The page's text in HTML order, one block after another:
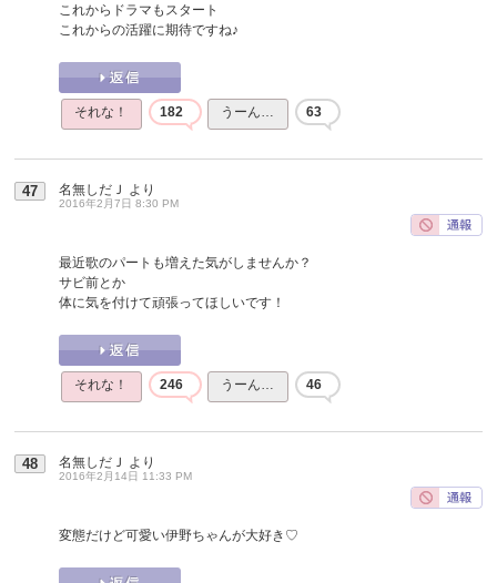
これからドラマもスタート
これからの活躍に期待ですね♪
それな！ 182 うーん… 63
47 名無しだＪ より
2016年2月7日 8:30 PM
最近歌のパートも増えた気がしませんか？
サビ前とか
体に気を付けて頑張ってほしいです！
それな！ 246 うーん… 46
48 名無しだＪ より
2016年2月14日 11:33 PM
変態だけど可愛い伊野ちゃんが大好き♡